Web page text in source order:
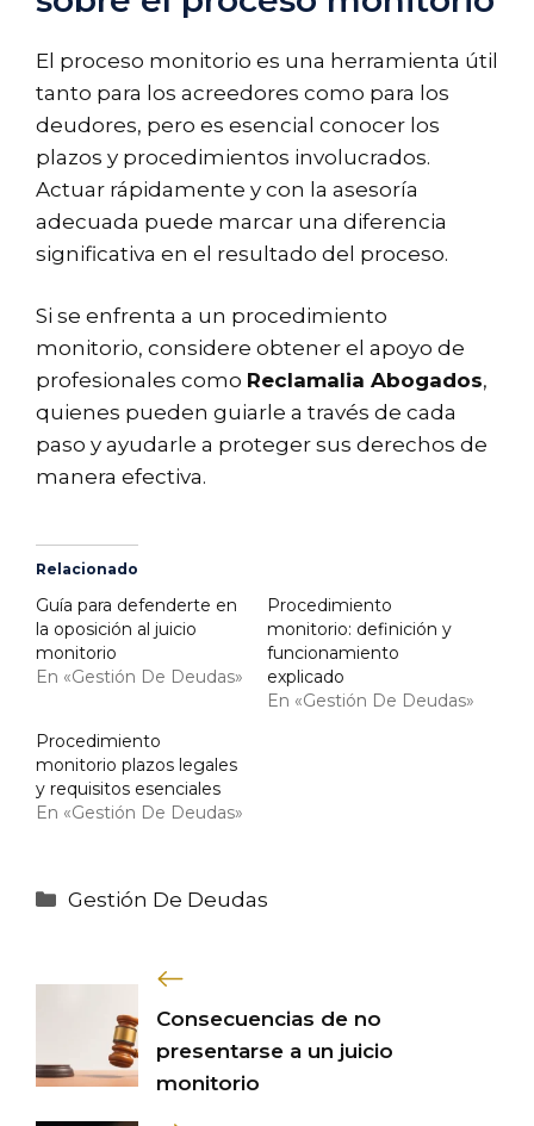
El proceso monitorio es una herramienta útil
tanto para los acreedores como para los
deudores, pero es esencial conocer los
plazos y procedimientos involucrados.
Actuar rápidamente y con la asesoría
adecuada puede marcar una diferencia
significativa en el resultado del proceso.
Si se enfrenta a un procedimiento
monitorio, considere obtener el apoyo de
profesionales como Reclamalia Abogados,
quienes pueden guiarle a través de cada
paso y ayudarle a proteger sus derechos de
manera efectiva.
Relacionado
Guía para defenderte en
la oposición al juicio
monitorio
En «Gestión De Deudas»
Procedimiento
monitorio: definición y
funcionamiento
explicado
En «Gestión De Deudas»
Procedimiento
monitorio plazos legales
y requisitos esenciales
En «Gestión De Deudas»
Categorías
Gestión De Deudas
Consecuencias de no
presentarse a un juicio
monitorio